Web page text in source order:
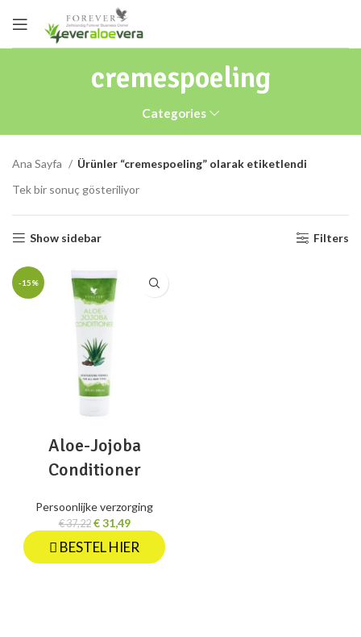
cremespoeling
Categories
Ana Sayfa
Ürünler “cremespoeling” olarak etiketlendi
Tek bir sonuç gösteriliyor
Show sidebar Filters
-15%
Aloe-Jojoba
Conditioner
Persoonlijke verzorging
€37,22 €31,49
BESTEL HIER